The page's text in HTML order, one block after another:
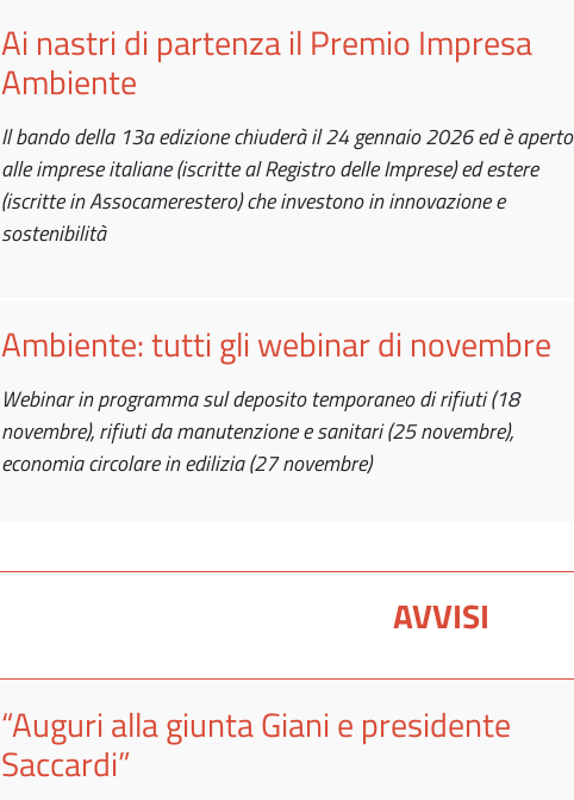
Ai nastri di partenza il Premio Impresa
Ambiente
Il bando della 13a edizione chiuderà il 24 gennaio 2026 ed è aperto
alle imprese italiane (iscritte al Registro delle Imprese) ed estere
(iscritte in Assocamerestero) che investono in innovazione e
sostenibilità
Ambiente: tutti gli webinar di novembre
Webinar in programma sul deposito temporaneo di rifiuti (18
novembre), rifiuti da manutenzione e sanitari (25 novembre),
economia circolare in edilizia (27 novembre)
AVVISI
“Auguri alla giunta Giani e presidente
Saccardi”